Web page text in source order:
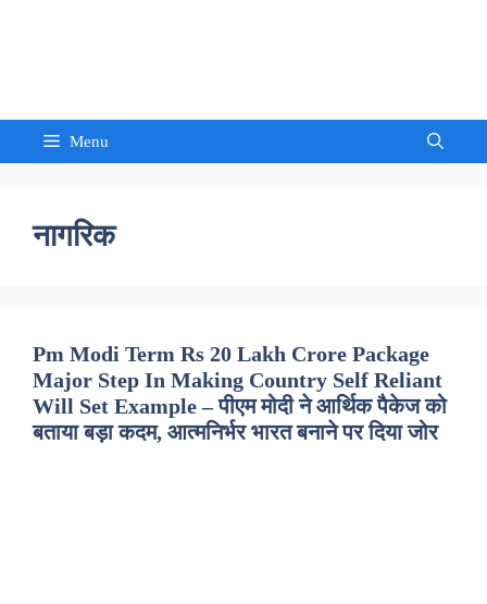
Menu
नागरिक
Pm Modi Term Rs 20 Lakh Crore Package
Major Step In Making Country Self Reliant
Will Set Example – पीएम मोदी ने आर्थिक पैकेज को
बताया बड़ा कदम, आत्मनिर्भर भारत बनाने पर दिया जोर